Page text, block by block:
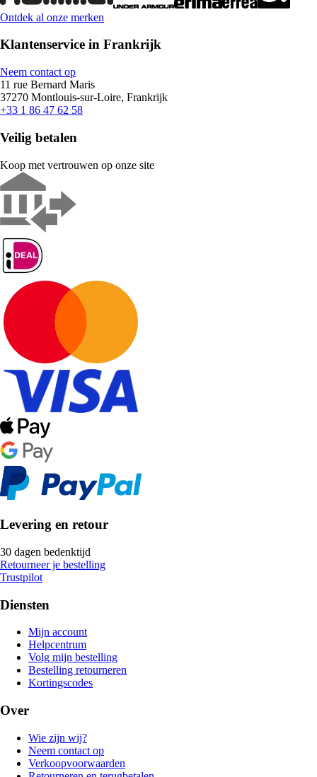
Ontdek al onze merken
Klantenservice in Frankrijk
Neem contact op
11 rue Bernard Maris
37270 Montlouis-sur-Loire, Frankrijk
+33 1 86 47 62 58
Veilig betalen
Koop met vertrouwen op onze site
Levering en retour
30 dagen bedenktijd
Retourneer je bestelling
Trustpilot
Diensten
Mijn account
Helpcentrum
Volg mijn bestelling
Bestelling retourneren
Kortingscodes
Over
Wie zijn wij?
Neem contact op
Verkoopvoorwaarden